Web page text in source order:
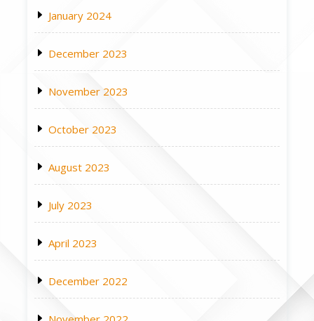
January 2024
December 2023
November 2023
October 2023
August 2023
July 2023
April 2023
December 2022